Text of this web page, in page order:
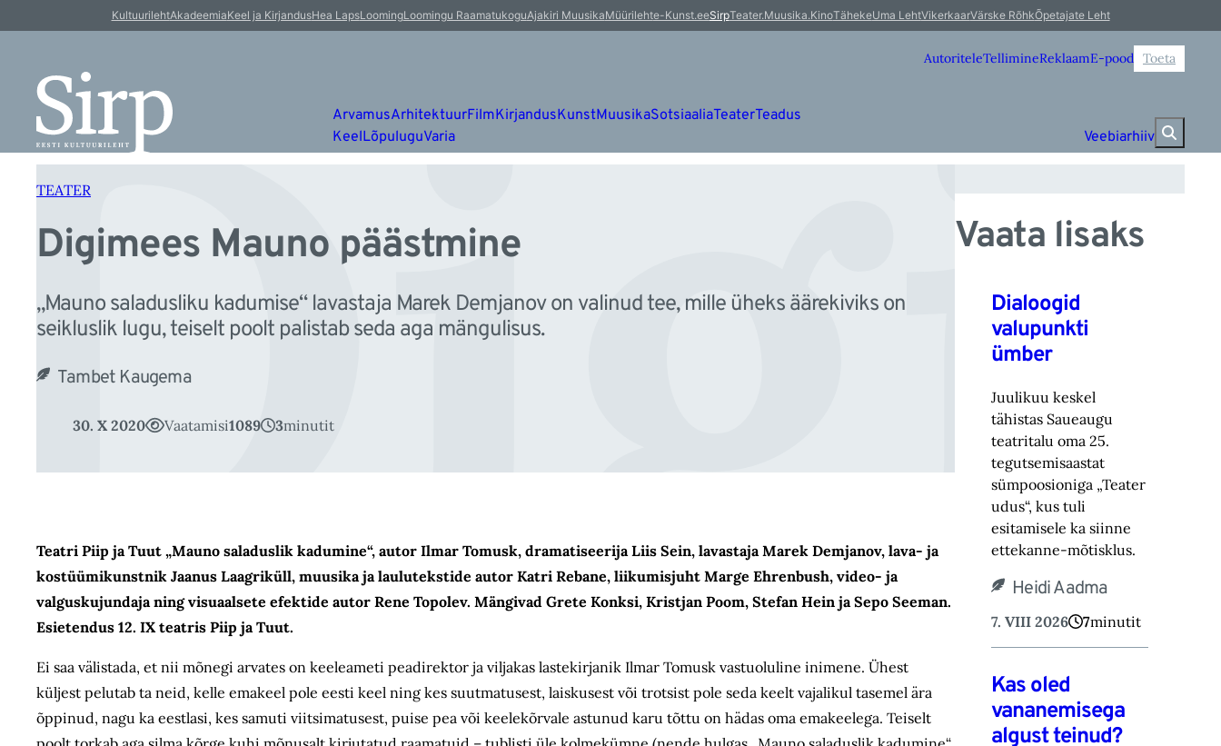
sisu
KultuurilehtAkadeemiaKeel ja KirjandusHea LapsLoomingLoomingu RaamatukoguAjakiri MuusikaMüürilehte-Kunst.eeSirpTeater.Muusika.KinoTähekeUma LehtVikerkaarVärske RõhkÕpetajate Leht
AutoriteleTellimineReklaamE-pood Toeta
ArvamusArhitektuurFilmKirjandusKunstMuusikaSotsiaaliaTeaterTeadus
KeelLõpuluguVaria Veebiarhiiv
TEATER
Digimees Mauno päästmine
„Mauno saladusliku kadumise“ lavastaja Marek Demjanov on valinud tee, mille üheks äärekiviks on
seikluslik lugu, teiselt poolt palistab seda aga mängulisus.
Tambet Kaugema
30. X 2020 Vaatamisi1089 3minutit
Teatri Piip ja Tuut „Mauno saladuslik kadumine“, autor Ilmar Tomusk, dramatiseerija Liis Sein, lavastaja Marek Demjanov, lava- ja
kostüümikunstnik Jaanus Laagriküll, muusika ja laulutekstide autor Katri Rebane, liikumisjuht Marge Ehrenbush, video- ja
valguskujundaja ning visuaalsete efektide autor Rene Topolev. Mängivad Grete Konksi, Kristjan Poom, Stefan Hein ja Sepo Seeman.
Esietendus 12. IX teatris Piip ja Tuut.
Ei saa välistada, et nii mõnegi arvates on keeleameti peadirektor ja viljakas lastekirjanik Ilmar Tomusk vastuoluline inimene. Ühest
küljest pelutab ta neid, kelle emakeel pole eesti keel ning kes suutmatusest, laiskusest või trotsist pole seda keelt vajalikul tasemel ära
õppinud, nagu ka eestlasi, kes samuti viitsimatusest, puise pea või keelekõrvale astunud karu tõttu on hädas oma emakeelega. Teiselt
Vaata lisaks
Dialoogid
valupunkti
ümber
Juulikuu keskel
tähistas Saueaugu
teatritalu oma 25.
tegutsemisaastat
sümpoosioniga „Teater
‎udus“, kus tuli
esitamisele ka siinne
ettekanne-mõtisklus.‎
Heidi Aadma
7. VIII 2026 7minutit
Kas oled
vananemisega
algust teinud?